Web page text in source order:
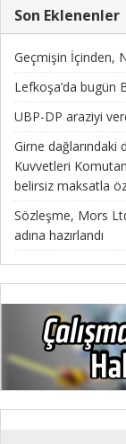
Son Eklenenler
Geçmişin İçinden,
Lefkoşa’da bugün
UBP-DP araziyi
Girne dağlarındaki
Kuvvetleri
belirsiz maksatla
Sözleşme, Mors
adına hazırlandı